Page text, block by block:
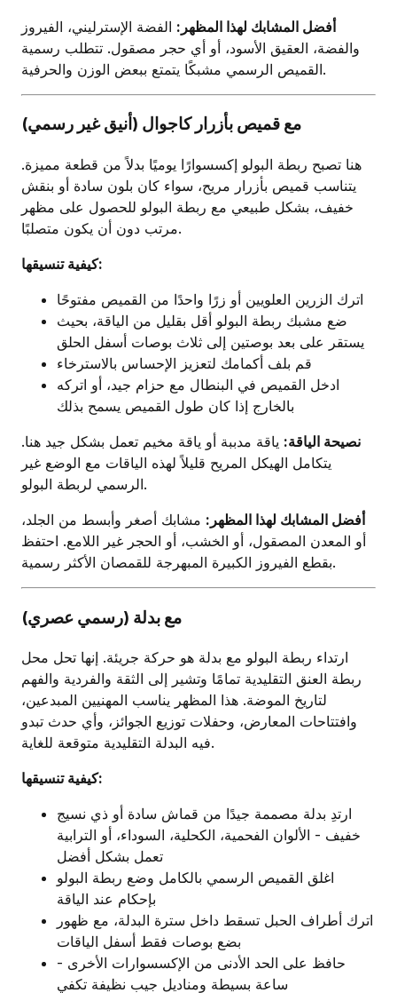
أفضل المشابك لهذا المظهر: الفضة الإسترليني، الفيروز
والفضة، العقيق الأسود، أو أي حجر مصقول. تتطلب رسمية
القميص الرسمي مشبكًا يتمتع ببعض الوزن والحرفية.
مع قميص بأزرار كاجوال (أنيق غير رسمي)
هنا تصبح ربطة البولو إكسسوارًا يوميًا بدلاً من قطعة مميزة.
يتناسب قميص بأزرار مريح، سواء كان بلون سادة أو بنقش
خفيف، بشكل طبيعي مع ربطة البولو للحصول على مظهر
مرتب دون أن يكون متصلبًا.
كيفية تنسيقها:
اترك الزرين العلويين أو زرًا واحدًا من القميص مفتوحًا
ضع مشبك ربطة البولو أقل بقليل من الياقة، بحيث
يستقر على بعد بوصتين إلى ثلاث بوصات أسفل الحلق
قم بلف أكمامك لتعزيز الإحساس بالاسترخاء
ادخل القميص في البنطال مع حزام جيد، أو اتركه
بالخارج إذا كان طول القميص يسمح بذلك
نصيحة الياقة: ياقة مدببة أو ياقة مخيم تعمل بشكل جيد هنا.
يتكامل الهيكل المريح قليلاً لهذه الياقات مع الوضع غير
الرسمي لربطة البولو.
أفضل المشابك لهذا المظهر: مشابك أصغر وأبسط من الجلد،
أو المعدن المصقول، أو الخشب، أو الحجر غير اللامع. احتفظ
بقطع الفيروز الكبيرة المبهرجة للقمصان الأكثر رسمية.
مع بدلة (رسمي عصري)
ارتداء ربطة البولو مع بدلة هو حركة جريئة. إنها تحل محل
ربطة العنق التقليدية تمامًا وتشير إلى الثقة والفردية والفهم
لتاريخ الموضة. هذا المظهر يناسب المهنيين المبدعين،
وافتتاحات المعارض، وحفلات توزيع الجوائز، وأي حدث تبدو
فيه البدلة التقليدية متوقعة للغاية.
كيفية تنسيقها:
ارتدِ بدلة مصممة جيدًا من قماش سادة أو ذي نسيج
خفيف - الألوان الفحمية، الكحلية، السوداء، أو الترابية
تعمل بشكل أفضل
اغلق القميص الرسمي بالكامل وضع ربطة البولو
بإحكام عند الياقة
اترك أطراف الحبل تسقط داخل سترة البدلة، مع ظهور
بضع بوصات فقط أسفل الياقات
حافظ على الحد الأدنى من الإكسسوارات الأخرى -
ساعة بسيطة ومناديل جيب نظيفة تكفي